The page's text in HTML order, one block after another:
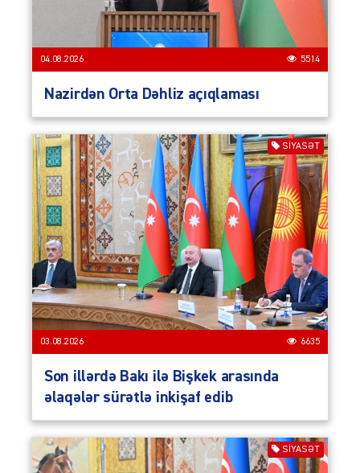
04.08.2026 5514
Nazirdən Orta Dəhliz açıqlaması
SIYASƏT
03.08.2026 6635
Son illərdə Bakı ilə Bişkek arasında
əlaqələr sürətlə inkişaf edib
SIYASƏT